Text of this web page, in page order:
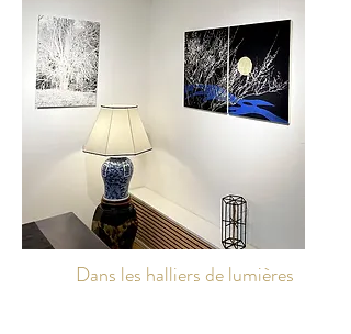
Dans les halliers de lumières